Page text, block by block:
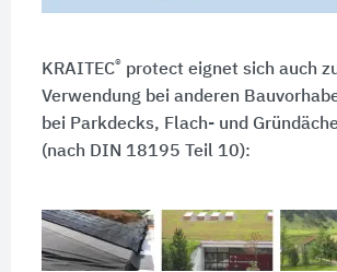
KRAITEC® protect eignet sich auch
Verwendung bei anderen
bei Parkdecks, Flach- und
(nach DIN 18195 Teil 10):